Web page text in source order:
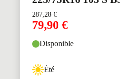
287,28€
79,90 €
Disponible
Été